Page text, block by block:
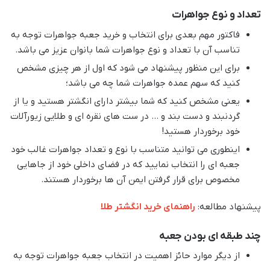
تعداد و نوع جواهرات
فاکتور مهم بعدی برای انتخاب و خرید جعبه جواهرات توجه به
تناسب آن با تعداد و نوع جواهرات شما بانوان عزیز می باشد.
برای این منظور پیشنهاد می شود که اول از هر چیزی مشخص
کنید که سهم عمده جواهرات شما چه می باشد؛
یعنی مشخص کنید که شما بیشتر دارای انگشتر هستید و یا از
گردنبند و دست بند و … در ست های نقره ای و طلایی زیورآلات
خود برخوردار هستید!
اینطوری می توانید متناسب با نوع و تعداد جواهرات غالب خود
جعبه ای را انتخاب نمایید که در فضای داخلی خود از جاهایی
مخصوص برای قرار گرفتن ایمن آن ها برخوردار هستند.
پیشنهاد مطالعه: راهنمای خرید انگشتر طلا
چند طبقه ای بودن جعبه
از دیگر موارد حائز اهمیت در انتخاب جعبه جواهرات توجه به